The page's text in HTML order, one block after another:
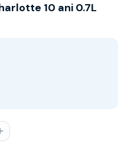
10 ani 0.7L